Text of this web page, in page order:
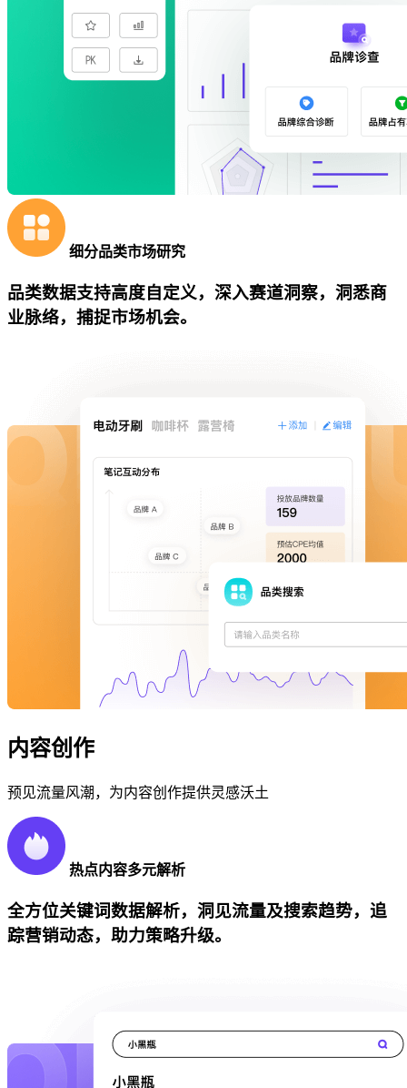
细分品类市场研究
品类数据支持高度自定义，深入赛道洞察，洞悉商
业脉络，捕捉市场机会。
内容创作
预见流量风潮，为内容创作提供灵感沃土
热点内容多元解析
全方位关键词数据解析，洞见流量及搜索趋势，追
踪营销动态，助力策略升级。